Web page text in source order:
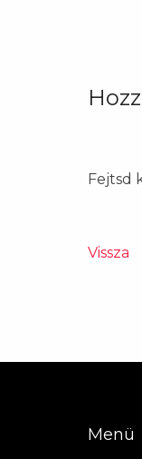
Fejtsd
Vissza
Menü